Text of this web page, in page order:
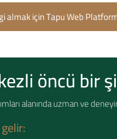
almak için Tapu Web
öncü bir
alanında uzman ve